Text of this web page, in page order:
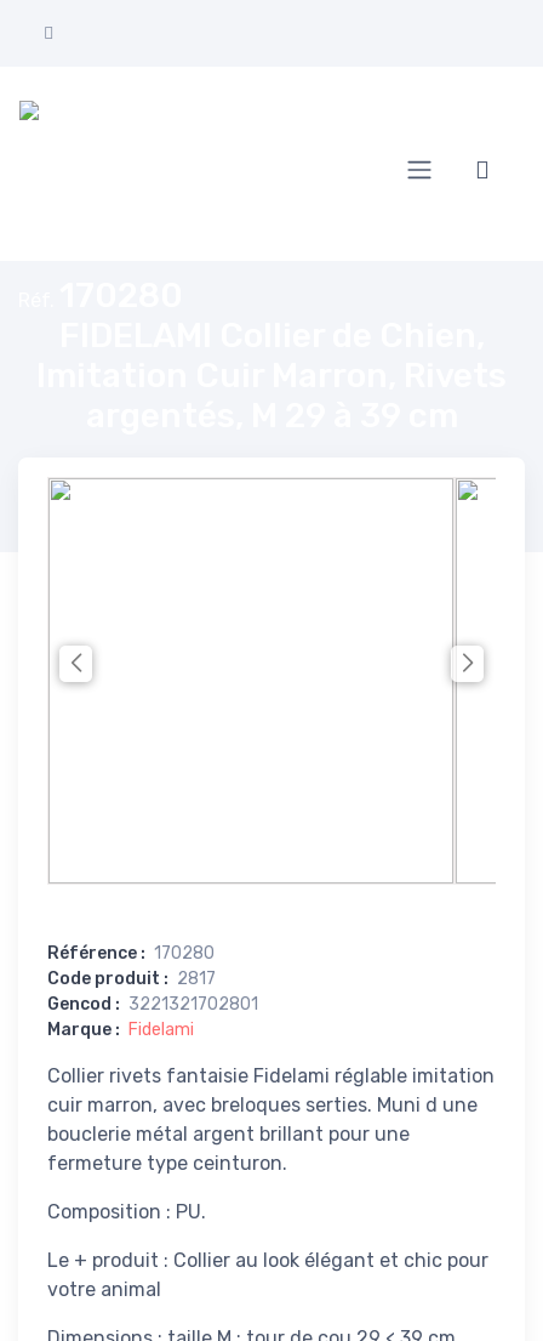
Référence : 170280
Code produit : 2817
Gencod : 3221321702801
Marque : Fidelami
Collier rivets fantaisie Fidelami réglable imitation
cuir marron, avec breloques serties. Muni d une
bouclerie métal argent brillant pour une
fermeture type ceinturon.
Composition : PU.
Le + produit : Collier au look élégant et chic pour
votre animal